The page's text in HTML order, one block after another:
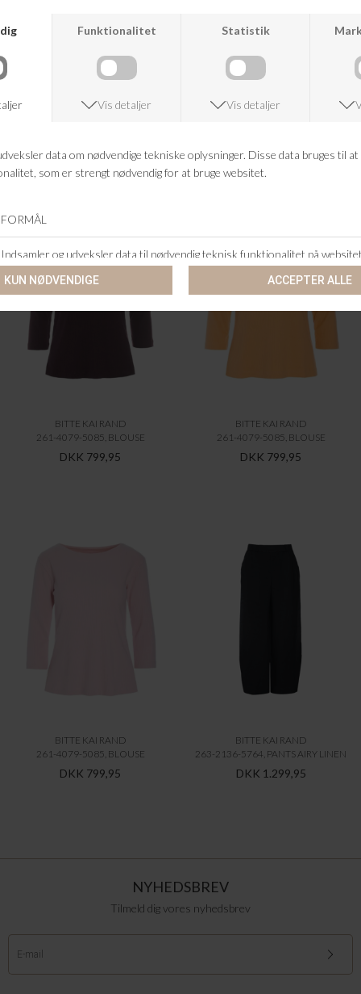
KUNDESERVICE
+46 86 60 21 22
ANDRE KØBTE OGSÅ
BITTE KAI RAND
261-4079-5085, BLOUSE
DKK 799,95
BITTE KAI RAND
261-4079-5085, BLOUSE
DKK 799,95
BITTE KAI RAND
261-4079-5085, BLOUSE
DKK 799,95
BITTE KAI RAND
263-2136-5764, PANTS AIRY LINEN
DKK 1.299,95
NYHEDSBREV
Tilmeld dig vores nyhedsbrev